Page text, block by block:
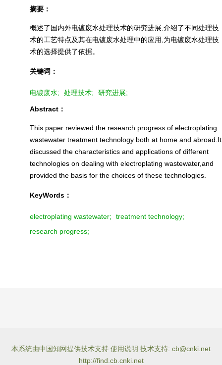
摘要：
概述了国内外电镀废水处理技术的研究进展,介绍了不同处理技
术的工艺特点及其在电镀废水处理中的应用,为电镀废水处理技
术的选择提供了依据。
关键词：
电镀废水; 处理技术; 研究进展;
Abstract：
This paper reviewed the research progress of electroplating
wastewater treatment technology both at home and abroad.It
discussed the characteristics and applications of different
technologies on dealing with electroplating wastewater,and
provided the basis for the choices of these technologies.
KeyWords：
electroplating wastewater;
treatment technology;
research progress;
本系统由中国知网提供技术支持 使用说明 技术支持: cb@cnki.net
http://find.cb.cnki.net